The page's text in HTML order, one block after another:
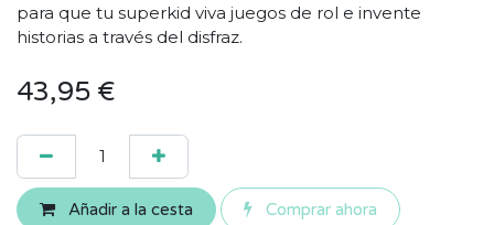
para que tu superkid viva juegos de rol e invente
historias a través del disfraz.
43,95 €
Añadir a la cesta Comprar ahora